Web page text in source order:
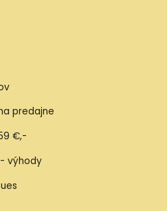
predajne
€,-
výhody